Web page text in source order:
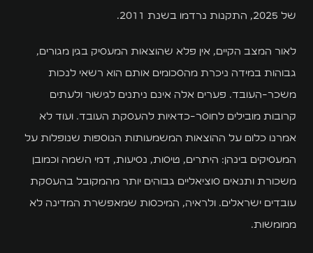
של 2025, התקנות נרדמו בשנת 2011.
לאור המצב הקיים, אין פלא שהוצאות המעסיק בגין מגורים,
גבוהות במידה ניכרת מהסכומים אותם הוא רשאי לנכות
משכר-העובד. פערים אלה אינם ניתנים לגישור ולעתים
קרובות מובילים לחוסר-כדאיות להעסקת העובד. ועוד לא
אמרנו כלום על ההוצאות המשמעותות הנוספות שנופלות על
המעסיקים בינהן: היתרים, טיסות, נסיעות, דמי השמה וכמובן
משכורת ותנאים סוציאליים גבוהים יותר מהמקובל בהעסקת
עובדים ישראלים. ולראיה, המיכסות שמאפשרת המדינה לא
ממומשות.